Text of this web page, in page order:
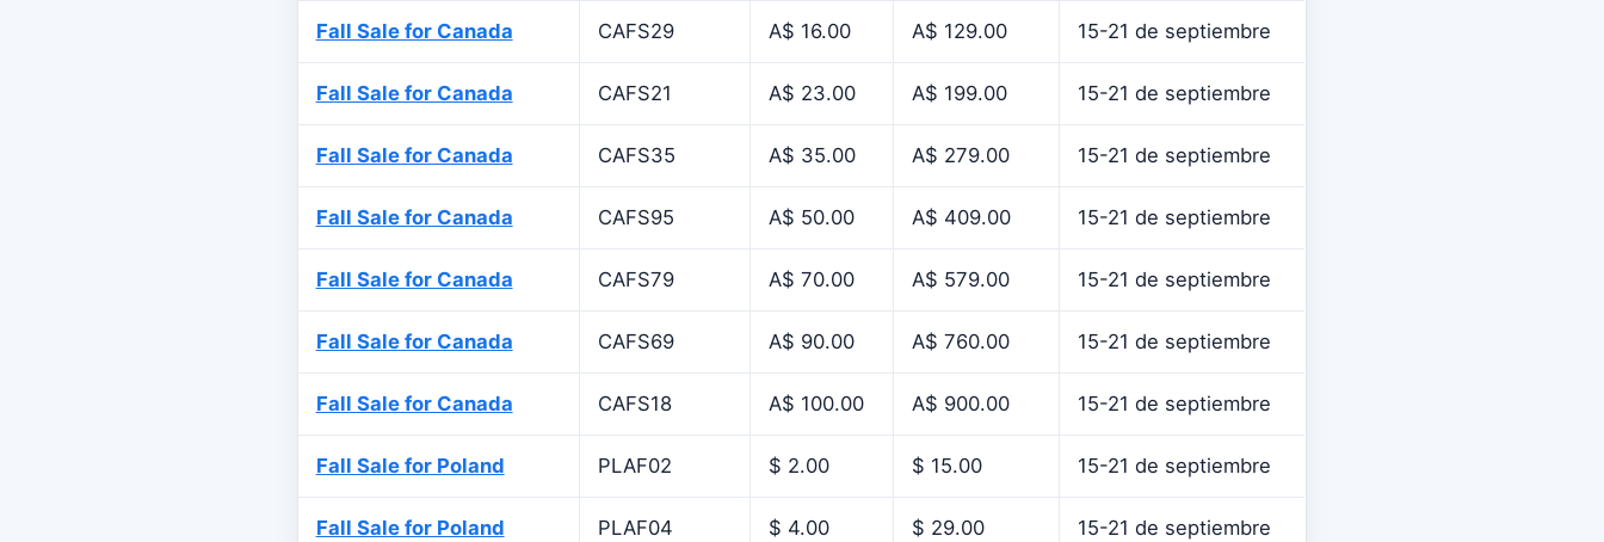
Fall Sale for Canada CAFS29 A$ 16.00 A$ 129.00 15-21 de septiembre
Fall Sale for Canada CAFS21 A$ 23.00 A$ 199.00 15-21 de septiembre
Fall Sale for Canada CAFS35 A$ 35.00 A$ 279.00 15-21 de septiembre
Fall Sale for Canada CAFS95 A$ 50.00 A$ 409.00 15-21 de septiembre
Fall Sale for Canada CAFS79 A$ 70.00 A$ 579.00 15-21 de septiembre
Fall Sale for Canada CAFS69 A$ 90.00 A$ 760.00 15-21 de septiembre
Fall Sale for Canada CAFS18 A$ 100.00 A$ 900.00 15-21 de septiembre
Fall Sale for Poland PLAF02 $ 2.00 $ 15.00 15-21 de septiembre
Fall Sale for Poland PLAF04 $ 4.00 $ 29.00 15-21 de septiembre